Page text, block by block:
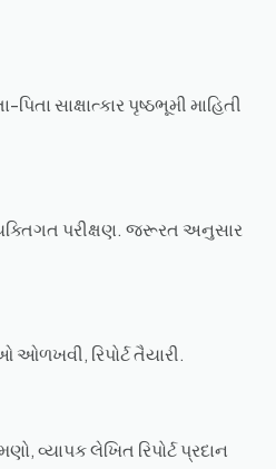
સાક્ષાત્કાર પૃષ્ઠભૂમી માહિતી
પરીક્ષણ. જરૂરત અનુસાર
ઓળખવી, રિપોર્ટ તૈયારી.
વ્યાપક લેખિત રિપોર્ટ પ્રદાન